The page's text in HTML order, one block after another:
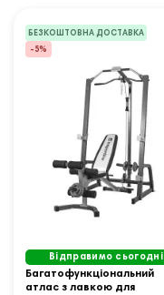
БЕЗКОШТОВНА ДОСТАВКА
-5%
Відправимо сьогодні
Багатофункціональний
атлас з лавкою для